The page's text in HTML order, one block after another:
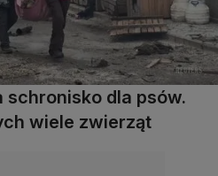
schronisko dla psów.
wiele zwierząt